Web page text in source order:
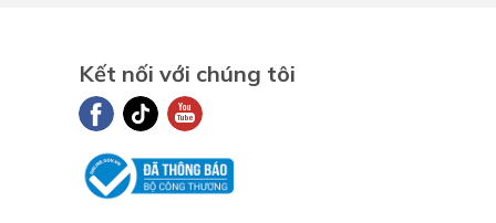
Kết nối với chúng tôi